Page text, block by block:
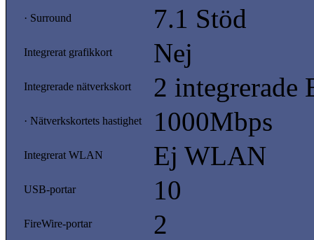
· Surround 7.1 Stöd
Integrerat grafikkort Nej
Integrerade nätverkskort 2 integrerade
· Nätverkskortets hastighet 1000Mbps
Integrerat WLAN Ej WLAN
USB-portar 10
FireWire-portar 2